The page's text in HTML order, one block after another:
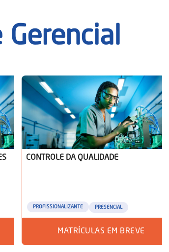
Gerencial
CONTROLE DA QUALIDADE
PRESENCIAL
PROFISSIONALIZANTE
MATRÍCULAS EM BREVE